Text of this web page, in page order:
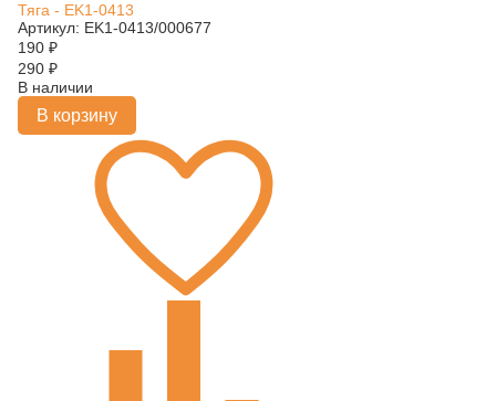
Тяга - EK1-0413
Артикул: EK1-0413/000677
190 ₽
290 ₽
В наличии
В корзину